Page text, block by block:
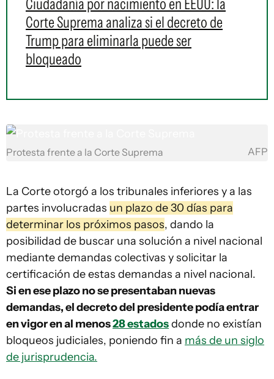
Ciudadanía por nacimiento en EEUU: la
Corte Suprema analiza si el decreto de
Trump para eliminarla puede ser
bloqueado
Protesta frente a la Corte Suprema AFP
La Corte otorgó a los tribunales inferiores y a las
partes involucradas un plazo de 30 días para
determinar los próximos pasos, dando la
posibilidad de buscar una solución a nivel nacional
mediante demandas colectivas y solicitar la
certificación de estas demandas a nivel nacional.
Si en ese plazo no se presentaban nuevas
demandas, el decreto del presidente podía entrar
en vigor en al menos28 estadosdonde no existían
bloqueos judiciales, poniendo fin a más de un siglo
de jurisprudencia.